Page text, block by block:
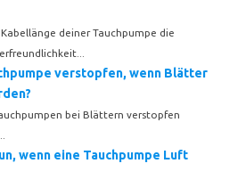
deiner Tauchpumpe die
verstopfen, wenn Blätter
bei Blättern verstopfen
wenn eine Tauchpumpe Luft